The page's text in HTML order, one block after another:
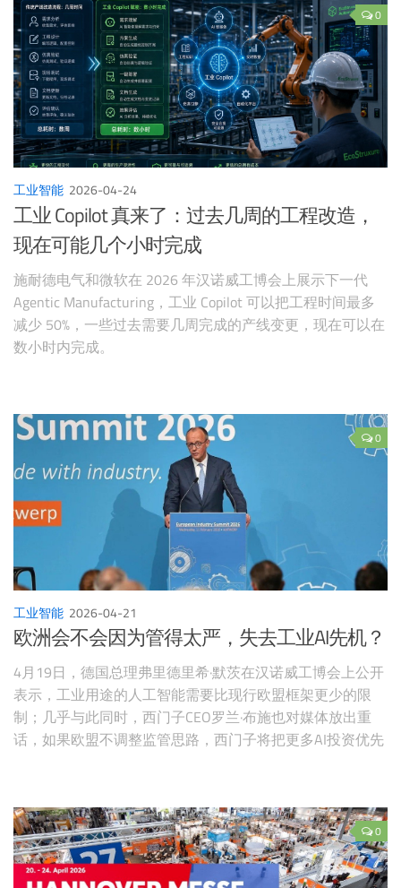
0
工业智能 2026-04-24
工业 Copilot 真来了：过去几周的工程改造，
现在可能几个小时完成
施耐德电气和微软在 2026 年汉诺威工博会上展示下一代
Agentic Manufacturing，工业 Copilot 可以把工程时间最多
减少 50%，一些过去需要几周完成的产线变更，现在可以在
数小时内完成。
0
工业智能 2026-04-21
欧洲会不会因为管得太严，失去工业AI先机？
4月19日，德国总理弗里德里希·默茨在汉诺威工博会上公开
表示，工业用途的人工智能需要比现行欧盟框架更少的限
制；几乎与此同时，西门子CEO罗兰·布施也对媒体放出重
话，如果欧盟不调整监管思路，西门子将把更多AI投资优先
公司，几乎同步表达了同一个判断：欧洲也许拥有全球最强
的工业底盘，但如果监管框架继续把工业AI和消费AI一刀
切，最先流失的将不是论文和概念，而是投资、部署和产业
化机会。
0